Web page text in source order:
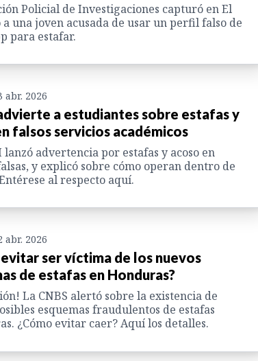
Policial de Investigaciones capturó en El
una joven acusada de usar un perfil falso de
para estafar.
abr. 2026
a estudiantes sobre estafas y
falsos servicios académicos
lanzó advertencia por estafas y acoso en
y explicó sobre cómo operan dentro de
al respecto aquí.
abr. 2026
ser víctima de los nuevos
de estafas en Honduras?
La CNBS alertó sobre la existencia de
esquemas fraudulentos de estafas
¿Cómo evitar caer? Aquí los detalles.